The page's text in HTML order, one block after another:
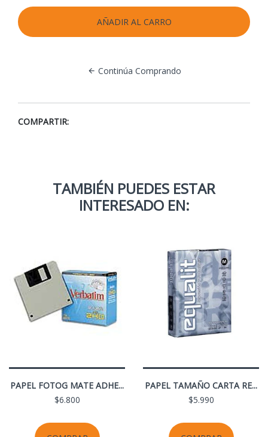
Continúa Comprando
COMPARTIR:
TAMBIÉN PUEDES ESTAR
INTERESADO EN:
PAPEL FOTOG MATE ADHE...
$6.800
PAPEL TAMAÑO CARTA RE...
$5.990